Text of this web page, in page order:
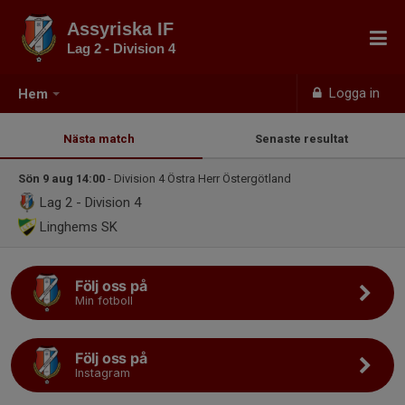
Hem Logga in
Assyriska IF
Lag 2 - Division 4
Nästa match Senaste resultat
Sön 9 aug 14:00 - Division 4 Östra Herr Östergötland
Lag 2 - Division 4
Linghems SK
Följ oss på
Min fotboll
Följ oss på
Instagram